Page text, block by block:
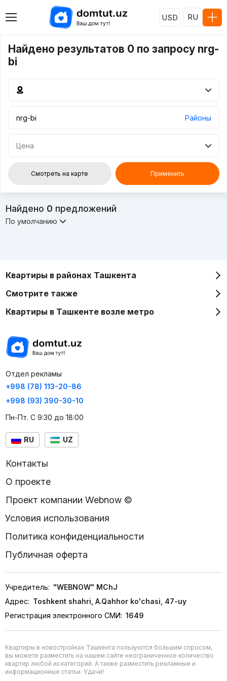
USD RU
Найдено результатов 0 по запросу nrg-
bi
Районы
Цена
Смотреть на карте Применить
Найдено 0 предложений
По умолчанию
Квартиры в районах Ташкента
Смотрите также
Квартиры в Ташкенте возле метро
Отдел рекламы
+998 (78) 113-20-86
+998 (93) 390-30-10
Пн-Пт. С 9:30 до 18:00
RU UZ
Контакты
О проекте
Проект компании Webnow ©
Условия использования
Политика конфиденциальности
Публичная оферта
Учредитель: "WEBNOW" MChJ
Адрес: Toshkent shahri, A.Qahhor ko'chasi, 47-uy
Регистрация электронного СМИ: 1649
Квартиры в новостройках Ташкента пользуются большим спросом,
вы можете разместить на нашем сайте неограниченное количество
квартир любой из категорий. А также разместить рекламные и
информационные статьи. Удачи!